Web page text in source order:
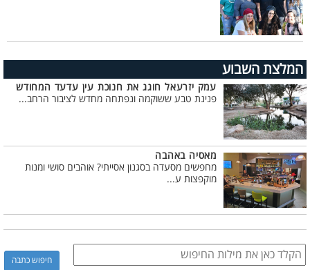
המלצת השבוע
עמק יזרעאל חוגג את חנוכת עין עדעד המחודש
פנינת טבע ששוקמה ונפתחה מחדש לציבור הרחב...
מאסיה באהבה
מחפשים מסעדה בסגנון אסייתי? אוהבים סושי ומנות
מוקפצות ע...